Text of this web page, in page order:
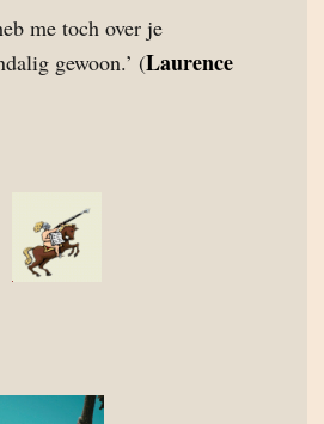
me toch over je
gewoon.’ (Laurence